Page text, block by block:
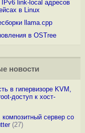
link-local адресов
в Linux
llama.cpp
в OSTree
новости
в гипервизоре KVM,
доступ к хост-
сервер со
(27)